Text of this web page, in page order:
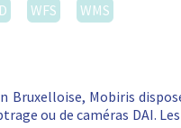
WFS WMS
Bruxelloise, Mobiris
ou de caméras DAI.